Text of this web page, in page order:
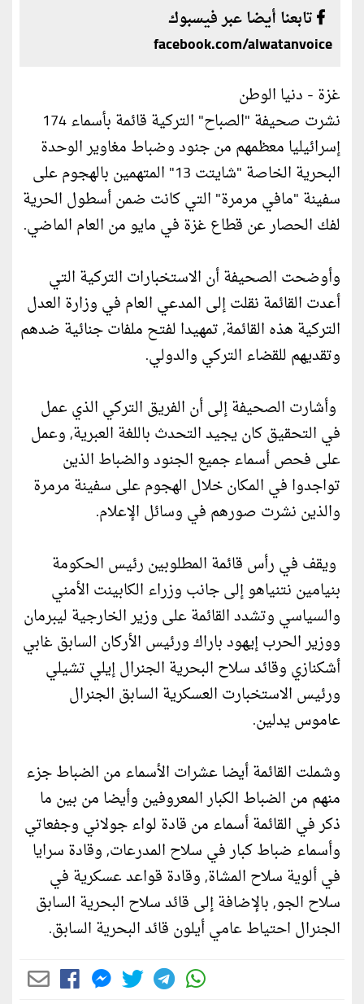
تابعنا أيضا عبر فيسبوك
facebook.com/alwatanvoice
غزة - دنيا الوطن
نشرت صحيفة "الصباح" التركية قائمة بأسماء 174
إسرائيليا معظمهم من جنود وضباط مغاوير الوحدة
البحرية الخاصة "شايتت 13" المتهمين بالهجوم على
سفينة "مافي مرمرة" التي كانت ضمن أسطول الحرية
لفك الحصار عن قطاع غزة في مايو من العام الماضي.
وأوضحت الصحيفة أن الاستخبارات التركية التي
أعدت القائمة نقلت إلى المدعي العام في وزارة العدل
التركية هذه القائمة, تمهيدا لفتح ملفات جنائية ضدهم
وتقديهم للقضاء التركي والدولي.
وأشارت الصحيفة إلى أن الفريق التركي الذي عمل
في التحقيق كان يجيد التحدث باللغة العبرية, وعمل
على فحص أسماء جميع الجنود والضباط الذين
تواجدوا في المكان خلال الهجوم على سفينة مرمرة
والذين نشرت صورهم في وسائل الإعلام.
ويقف في رأس قائمة المطلوبين رئيس الحكومة
بنيامين نتنياهو إلى جانب وزراء الكابينت الأمني
والسياسي وتشدد القائمة على وزير الخارجية ليبرمان
ووزير الحرب إيهود باراك ورئيس الأركان السابق غابي
أشكنازي وقائد سلاح البحرية الجنرال إيلي تشيلي
ورئيس الاستخبارت العسكرية السابق الجنرال
عاموس يدلين.
وشملت القائمة أيضا عشرات الأسماء من الضباط جزء
منهم من الضباط الكبار المعروفين وأيضا من بين ما
ذكر في القائمة أسماء من قادة لواء جولاني وجفعاتي
وأسماء ضباط كبار في سلاح المدرعات, وقادة سرايا
في ألوية سلاح المشاة, وقادة قواعد عسكرية في
سلاح الجو, بالإضافة إلى قائد سلاح البحرية السابق
الجنرال احتياط عامي أيلون قائد البحرية السابق.